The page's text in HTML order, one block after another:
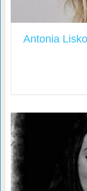
Antonia